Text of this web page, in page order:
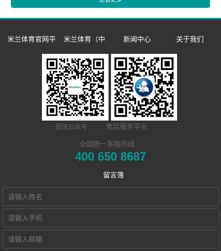
米兰体育官网平
数字语言学习系
同声传译训练系
​远程合班教学系
高密度WiFi移动
智慧教室
米兰体育（中
国）一站式服务
平台
双一流/985/211
外语院校
用户名录
新闻中心
企业新闻
市场活动
关于我们
微信公众号 售后服务平台
全国统一客服热线：
400 650 8687
留言簿